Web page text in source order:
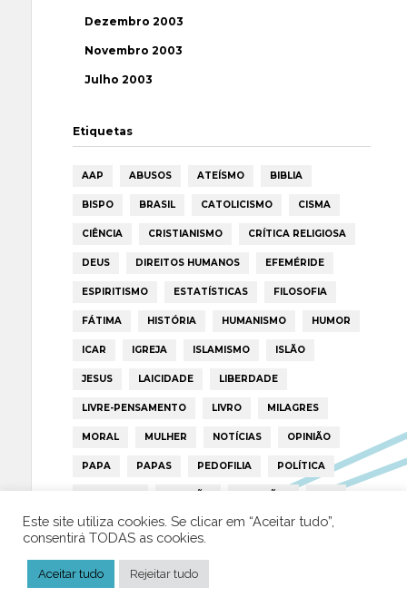
Dezembro 2003
Novembro 2003
Julho 2003
Etiquetas
AAP ABUSOS ATEÍSMO BIBLIA
BISPO BRASIL CATOLICISMO CISMA
CIÊNCIA CRISTIANISMO CRÍTICA RELIGIOSA
DEUS DIREITOS HUMANOS EFEMÉRIDE
ESPIRITISMO ESTATÍSTICAS FILOSOFIA
FÁTIMA HISTÓRIA HUMANISMO HUMOR
ICAR IGREJA ISLAMISMO ISLÃO
JESUS LAICIDADE LIBERDADE
LIVRE-PENSAMENTO LIVRO MILAGRES
MORAL MULHER NOTÍCIAS OPINIÃO
PAPA PAPAS PEDOFILIA POLÍTICA
PORTUGAL RELIGIÃO RELIGIÕES RTP
TRUMP VATICANO
Este site utiliza cookies. Se clicar em “Aceitar tudo”,
consentirá TODAS as cookies.
Aceitar tudo Rejeitar tudo